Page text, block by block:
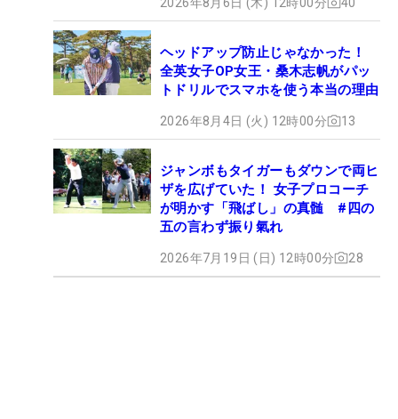
ヘッドアップ防止じゃなかった！
全英女子OP女王・桑木志帆がパッ
トドリルでスマホを使う本当の理由
2026年8月4日 (火) 12時00分 13
ジャンボもタイガーもダウンで両ヒ
ザを広げていた！ 女子プロコーチ
が明かす「飛ばし」の真髄 #四の
五の言わず振り氣れ
2026年7月19日 (日) 12時00分 28